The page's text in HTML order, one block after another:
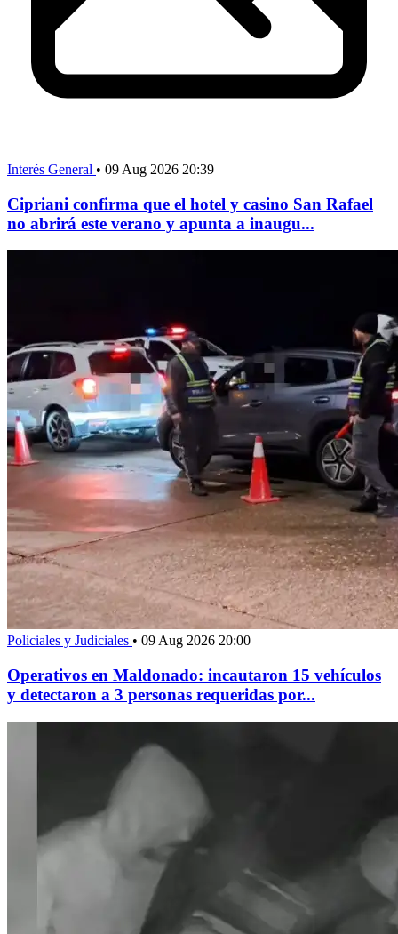
Interés General • 09 Aug 2026 20:39
Cipriani confirma que el hotel y casino San Rafael
no abrirá este verano y apunta a inaugu...
Policiales y Judiciales • 09 Aug 2026 20:00
Operativos en Maldonado: incautaron 15 vehículos
y detectaron a 3 personas requeridas por...